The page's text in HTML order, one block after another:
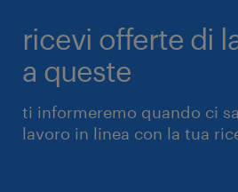
ricevi offerte di
a queste
ti informeremo quando ci
lavoro in linea con la tua